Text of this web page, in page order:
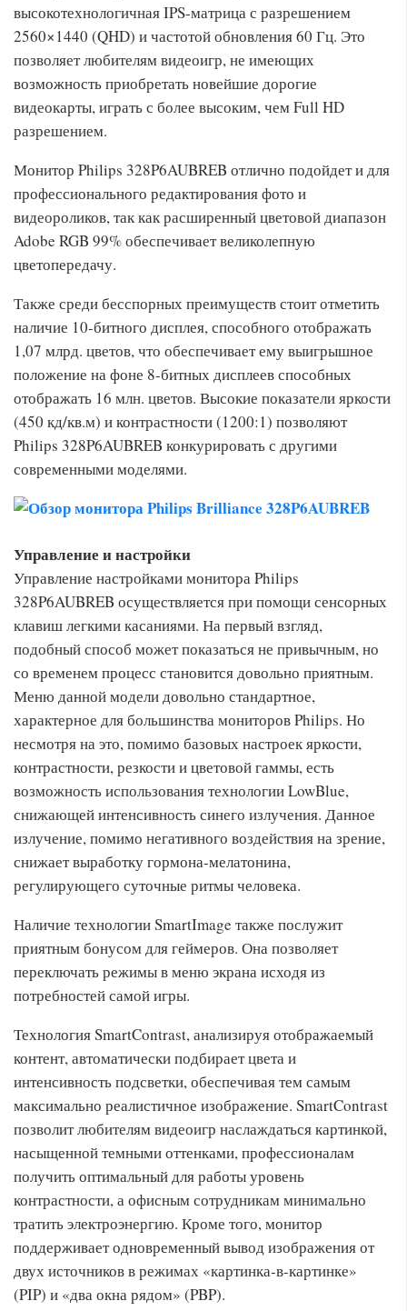
высокотехнологичная IPS-матрица с разрешением
2560×1440 (QHD) и частотой обновления 60 Гц. Это
позволяет любителям видеоигр, не имеющих
возможность приобретать новейшие дорогие
видеокарты, играть с более высоким, чем Full HD
разрешением.
Монитор Philips 328P6AUBREB отлично подойдет и для
профессионального редактирования фото и
видеороликов, так как расширенный цветовой диапазон
Adobe RGB 99% обеспечивает великолепную
цветопередачу.
Также среди бесспорных преимуществ стоит отметить
наличие 10-битного дисплея, способного отображать
1,07 млрд. цветов, что обеспечивает ему выигрышное
положение на фоне 8-битных дисплеев способных
отображать 16 млн. цветов. Высокие показатели яркости
(450 кд/кв.м) и контрастности (1200:1) позволяют
Philips 328P6AUBREB конкурировать с другими
современными моделями.
Управление и настройки
Управление настройками монитора Philips
328P6AUBREB осуществляется при помощи сенсорных
клавиш легкими касаниями. На первый взгляд,
подобный способ может показаться не привычным, но
со временем процесс становится довольно приятным.
Меню данной модели довольно стандартное,
характерное для большинства мониторов Philips. Но
несмотря на это, помимо базовых настроек яркости,
контрастности, резкости и цветовой гаммы, есть
возможность использования технологии LowBlue,
снижающей интенсивность синего излучения. Данное
излучение, помимо негативного воздействия на зрение,
снижает выработку гормона-мелатонина,
регулирующего суточные ритмы человека.
Наличие технологии SmartImage также послужит
приятным бонусом для геймеров. Она позволяет
переключать режимы в меню экрана исходя из
потребностей самой игры.
Технология SmartContrast, анализируя отображаемый
контент, автоматически подбирает цвета и
интенсивность подсветки, обеспечивая тем самым
максимально реалистичное изображение. SmartContrast
позволит любителям видеоигр наслаждаться картинкой,
насыщенной темными оттенками, профессионалам
получить оптимальный для работы уровень
контрастности, а офисным сотрудникам минимально
тратить электроэнергию. Кроме того, монитор
поддерживает одновременный вывод изображения от
двух источников в режимах «картинка-в-картинке»
(PIP) и «два окна рядом» (PBP).